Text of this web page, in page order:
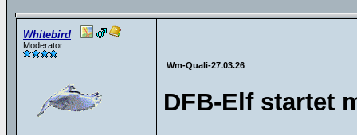
Whitebird
Moderator
Wm-Quali-27.03.26
DFB-Elf startet